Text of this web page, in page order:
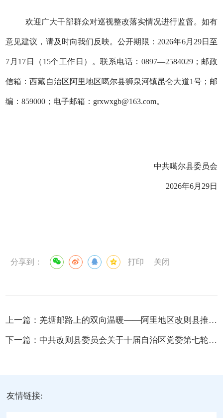
欢迎广大干部群众对巡视整改落实情况进行监督。如有
意见建议，请及时向我们反映。公开期限：2026年6月29日至
7月17日（15个工作日）。联系电话：0897—2584029；邮政
信箱：西藏自治区阿里地区噶尔县狮泉河镇昆仑大道1号；邮
编：859000；电子邮箱：grxwxgb@163.com。
中共噶尔县委员会
2026年6月29日
分享到： 打印 关闭
上一篇： 羌塘邮路上的双向温暖——阿里地区改则县推动农牧区寄递物流体系工作见闻
下一篇： 中共改则县委员会关于十届自治区党委第七轮巡视整改进展情况的通报
友情链接: